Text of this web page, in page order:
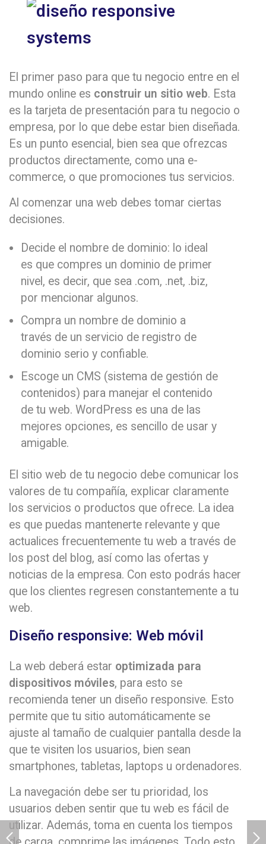
El primer paso para que tu negocio entre en el
mundo online es construir un sitio web. Esta
es la tarjeta de presentación para tu negocio o
empresa, por lo que debe estar bien diseñada.
Es un punto esencial, bien sea que ofrezcas
productos directamente, como una e-
commerce, o que promociones tus servicios.
Al comenzar una web debes tomar ciertas
decisiones.
Decide el nombre de dominio: lo ideal
es que compres un dominio de primer
nivel, es decir, que sea .com, .net, .biz,
por mencionar algunos.
Compra un nombre de dominio a
través de un servicio de registro de
dominio serio y confiable.
Escoge un CMS (sistema de gestión de
contenidos) para manejar el contenido
de tu web. WordPress es una de las
mejores opciones, es sencillo de usar y
amigable.
El sitio web de tu negocio debe comunicar los
valores de tu compañía, explicar claramente
los servicios o productos que ofrece. La idea
es que puedas mantenerte relevante y que
actualices frecuentemente tu web a través de
los post del blog, así como las ofertas y
noticias de la empresa. Con esto podrás hacer
que los clientes regresen constantemente a tu
web.
Diseño responsive: Web móvil
La web deberá estar optimizada para
dispositivos móviles, para esto se
recomienda tener un diseño responsive. Esto
permite que tu sitio automáticamente se
ajuste al tamaño de cualquier pantalla desde la
que te visiten los usuarios, bien sean
smartphones, tabletas, laptops u ordenadores.
La navegación debe ser tu prioridad, los
usuarios deben sentir que tu web es fácil de
utilizar. Además, toma en cuenta los tiempos